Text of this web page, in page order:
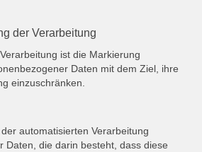
der Verarbeitung
ist die Markierung
Daten mit dem Ziel, ihre
einzuschränken.
automatisierten Verarbeitung
Daten, die darin besteht, dass diese